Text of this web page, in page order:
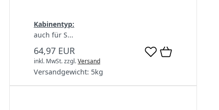
Kabinentyp:
auch für S...
64,97 EUR
inkl. MwSt.zzgl.Versand
Versandgewicht: 5kg